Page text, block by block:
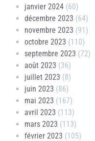
janvier 2024 (60)
décembre 2023 (64)
novembre 2023 (91)
octobre 2023 (110)
septembre 2023 (72)
août 2023 (36)
juillet 2023 (8)
juin 2023 (86)
mai 2023 (167)
avril 2023 (113)
mars 2023 (113)
février 2023 (105)